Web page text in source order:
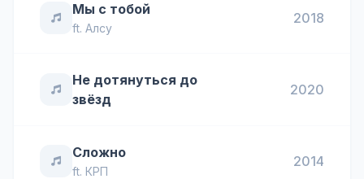
Мы с тобой
ft. Алсу
2018
Не дотянуться до
звёзд
2020
Сложно
ft. КРП
2014